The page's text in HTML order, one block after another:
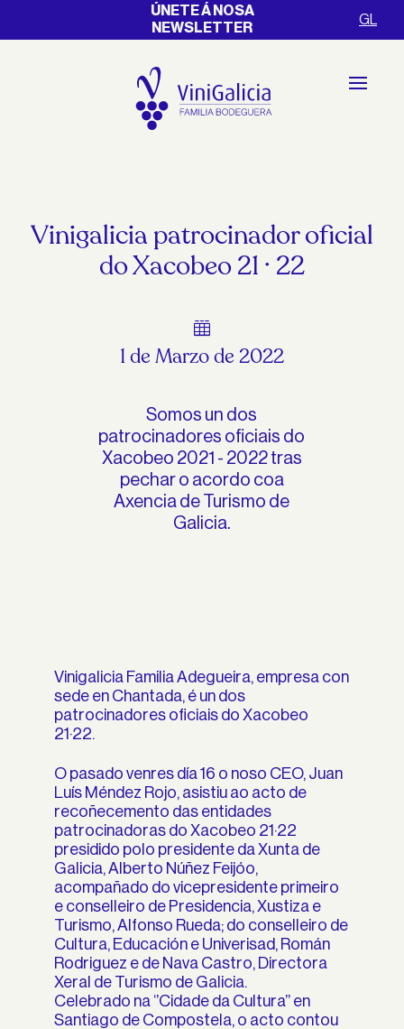
ÚNETE Á NOSA
NEWSLETTER
GL
Vinigalicia patrocinador oficial
do Xacobeo 21 · 22

1 de Marzo de 2022
Somos un dos
patrocinadores oficiais do
Xacobeo 2021 - 2022 tras
pechar o acordo coa
Axencia de Turismo de
Galicia.
Vinigalicia Familia Adegueira, empresa con
sede en Chantada, é un dos
patrocinadores oficiais do Xacobeo
21·22.
O pasado venres día 16 o noso CEO, Juan
Luís Méndez Rojo, asistiu ao acto de
recoñecemento das entidades
patrocinadoras do Xacobeo 21·22
presidido polo presidente da Xunta de
Galicia, Alberto Núñez Feijóo,
acompañado do vicepresidente primeiro
e conselleiro de Presidencia, Xustiza e
Turismo, Alfonso Rueda; do conselleiro de
Cultura, Educación e Univerisad, Román
Rodriguez e de Nava Castro, Directora
Xeral de Turismo de Galicia.
Celebrado na ‘’Cidade da Cultura’’ en
Santiago de Compostela, o acto contou